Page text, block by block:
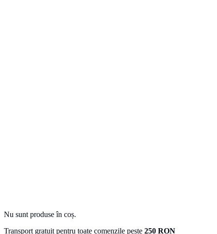
Nu sunt produse în coș.
Transport gratuit pentru toate comenzile peste 250 RON